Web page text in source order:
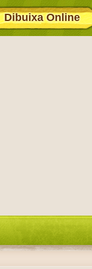
Dibuixa Online